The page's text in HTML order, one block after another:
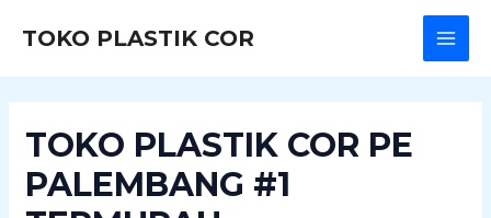
TOKO PLASTIK COR
TOKO PLASTIK COR PE
PALEMBANG #1
navigation